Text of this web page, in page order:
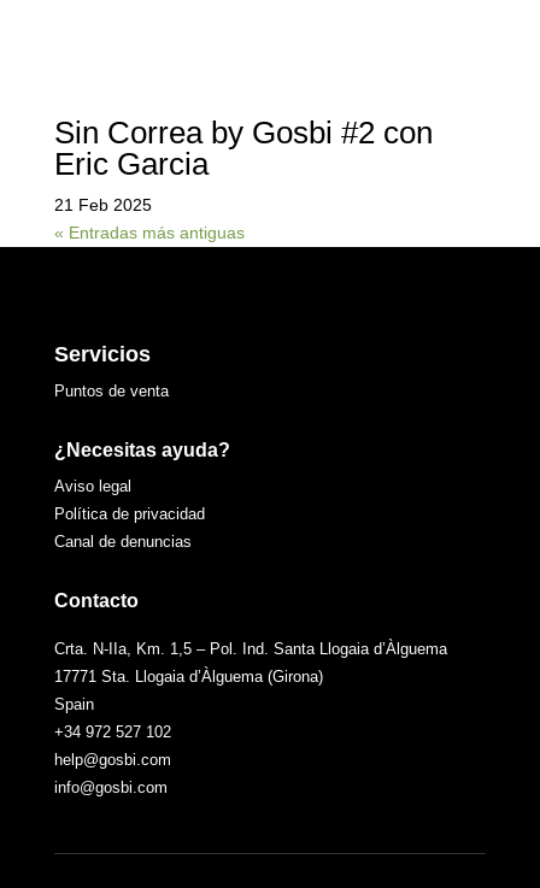
Sin Correa by Gosbi #2 con
Eric Garcia
21 Feb 2025
« Entradas más antiguas
Servicios
Puntos de venta
¿Necesitas ayuda?
Aviso legal
Política de privacidad
Canal de denuncias
Contacto
Crta. N-IIa, Km. 1,5 – Pol. Ind. Santa Llogaia d’Àlguema
17771 Sta. Llogaia d’Àlguema (Girona)
Spain
+34 972 527 102
help@gosbi.com
info@gosbi.com